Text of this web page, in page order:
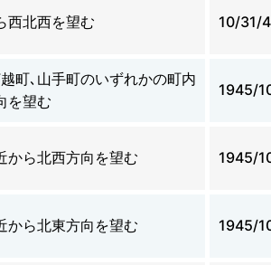
西北西を望む 10/31/
町､山手町のいずれかの町内
を望む
1945/
から北西方向を望む 1945/
から北東方向を望む 1945/